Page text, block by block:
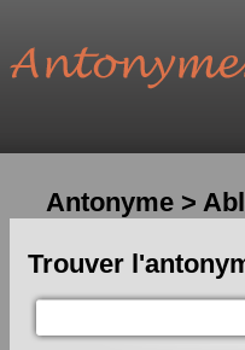
Antonyme >
Trouver